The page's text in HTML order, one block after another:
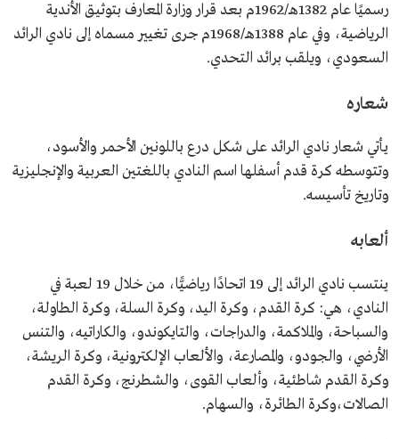
رسميًا عام 1382هـ/1962م بعد قرار وزارة المعارف بتوثيق الأندية
الرياضية، وفي عام 1388هـ/1968م جرى تغيير مسماه إلى نادي الرائد
السعودي، ويلقب برائد التحدي.
شعاره
يأتي شعار نادي الرائد على شكل درع باللونين الأحمر والأسود،
وتتوسطه كرة قدم أسفلها اسم النادي باللغتين العربية والإنجليزية
وتاريخ تأسيسه.
ألعابه
ينتسب نادي الرائد إلى 19 اتحادًا رياضيًّا، من خلال 19 لعبة في
النادي، هي: كرة القدم، وكرة اليد، وكرة السلة، وكرة الطاولة،
والسباحة، والملاكمة، والدراجات، والتايكوندو، والكاراتيه، والتنس
الأرضي، والجودو، والمصارعة، والألعاب الإلكترونية، وكرة الريشة،
وكرة القدم شاطئية، وألعاب القوى، والشطرنج، وكرة القدم
الصالات،وكرة الطائرة، والسهام.